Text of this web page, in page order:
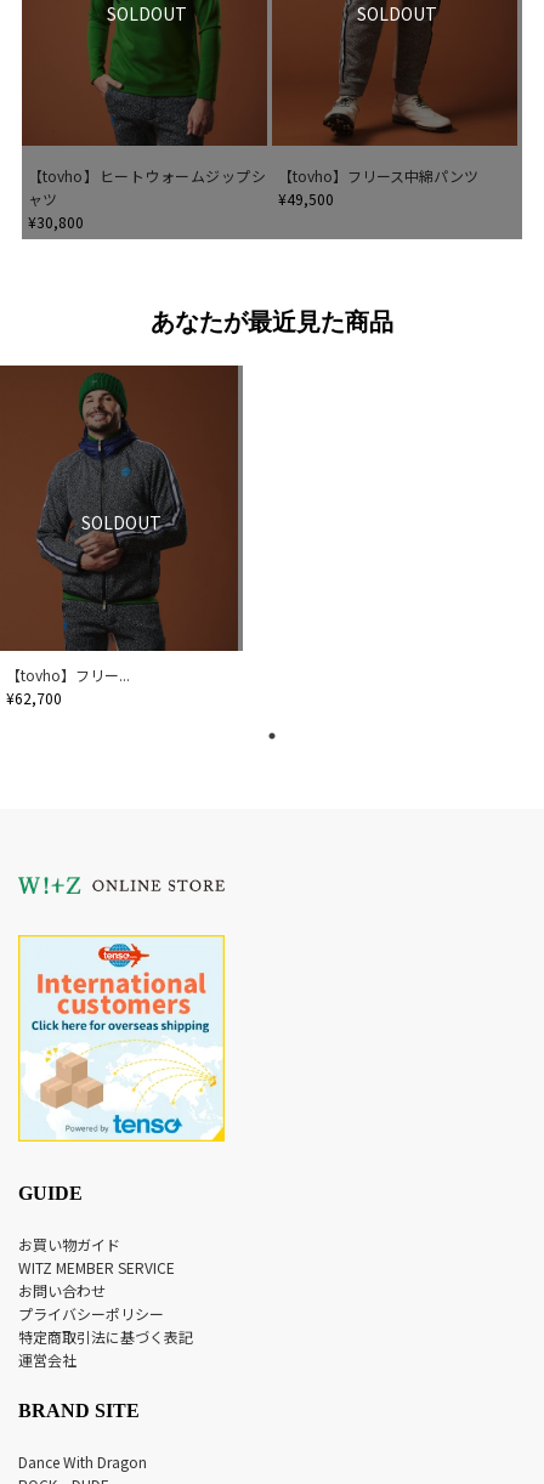
SOLDOUT
【tovho】ヒートウォームジップシ
ャツ
¥30,800
SOLDOUT
【tovho】フリース中綿パンツ
¥49,500
あなたが最近見た商品
SOLDOUT
【tovho】フリー...
¥62,700
GUIDE
お買い物ガイド
WITZ MEMBER SERVICE
お問い合わせ
プライバシーポリシー
特定商取引法に基づく表記
運営会社
BRAND SITE
Dance With Dragon